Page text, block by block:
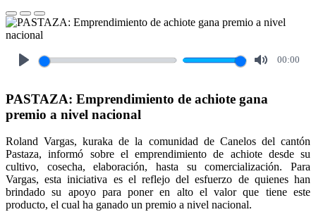
00:00
PASTAZA: Emprendimiento de achiote gana
premio a nivel nacional
Roland Vargas, kuraka de la comunidad de Canelos del cantón
Pastaza, informó sobre el emprendimiento de achiote desde su
cultivo, cosecha, elaboración, hasta su comercialización. Para
Vargas, esta iniciativa es el reflejo del esfuerzo de quienes han
brindado su apoyo para poner en alto el valor que tiene este
producto, el cual ha ganado un premio a nivel nacional.